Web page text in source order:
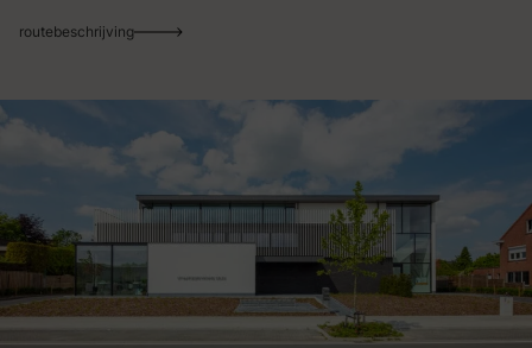
routebeschrijving